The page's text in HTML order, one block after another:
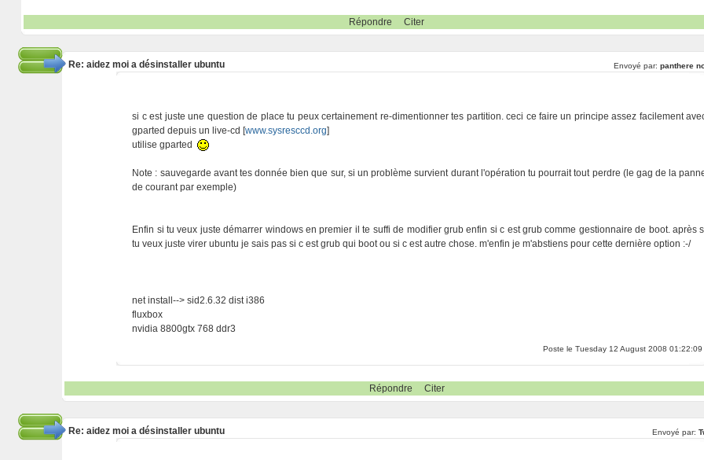
Répondre Citer
Re: aidez moi a désinstaller ubuntu Envoyé par: panthere
si c est juste une question de place tu peux certainement re-dimentionner tes partition. ceci ce faire un principe assez facilement
gparted depuis un live-cd [www.sysresccd.org]
utilise gparted
Note : sauvegarde avant tes donnée bien que sur, si un problème survient durant l'opération tu pourrait tout perdre (le gag de la
de courant par exemple)
Enfin si tu veux juste démarrer windows en premier il te suffi de modifier grub enfin si c est grub comme gestionnaire de boot. après
tu veux juste virer ubuntu je sais pas si c est grub qui boot ou si c est autre chose. m'enfin je m'abstiens pour cette dernière option :-/
net install--> sid2.6.32 dist i386
fluxbox
nvidia 8800gtx 768 ddr3
Poste le Tuesday 12 August 2008 01:22:09
Répondre Citer
Re: aidez moi a désinstaller ubuntu Envoyé par: